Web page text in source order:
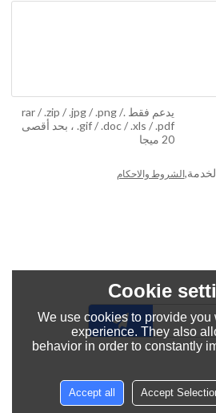
يدعم فقط .rar / .zip / .jpg / .png /
.gif / .doc / .xls / .pdf ، بحد أقصى
20 ميجا
الشروط والاحكام
Cookie
We use cookies to provide
experience. They also
behavior in order to constantly
Accept
Accept all